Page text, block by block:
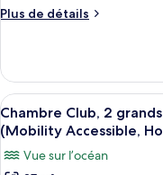
2
accessible
aux
personnes
malentendantes,
vue
Plus de détails
Plus
le
type
de
chambre
Chambre,
2
Afficher
toutes
les
photos
6
Chambre Club, 2
(Mobility Accessible,
Vue sur l’océan